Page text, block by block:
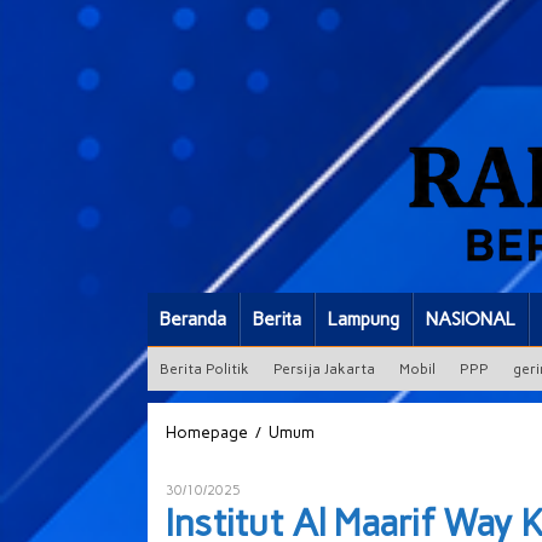
Beranda Berita Lampung NASIONAL
Berita Politik Persija Jakarta Mobil PPP
Homepage / Umum
Kanan
30/10/2025
Institut Al Maarif Way